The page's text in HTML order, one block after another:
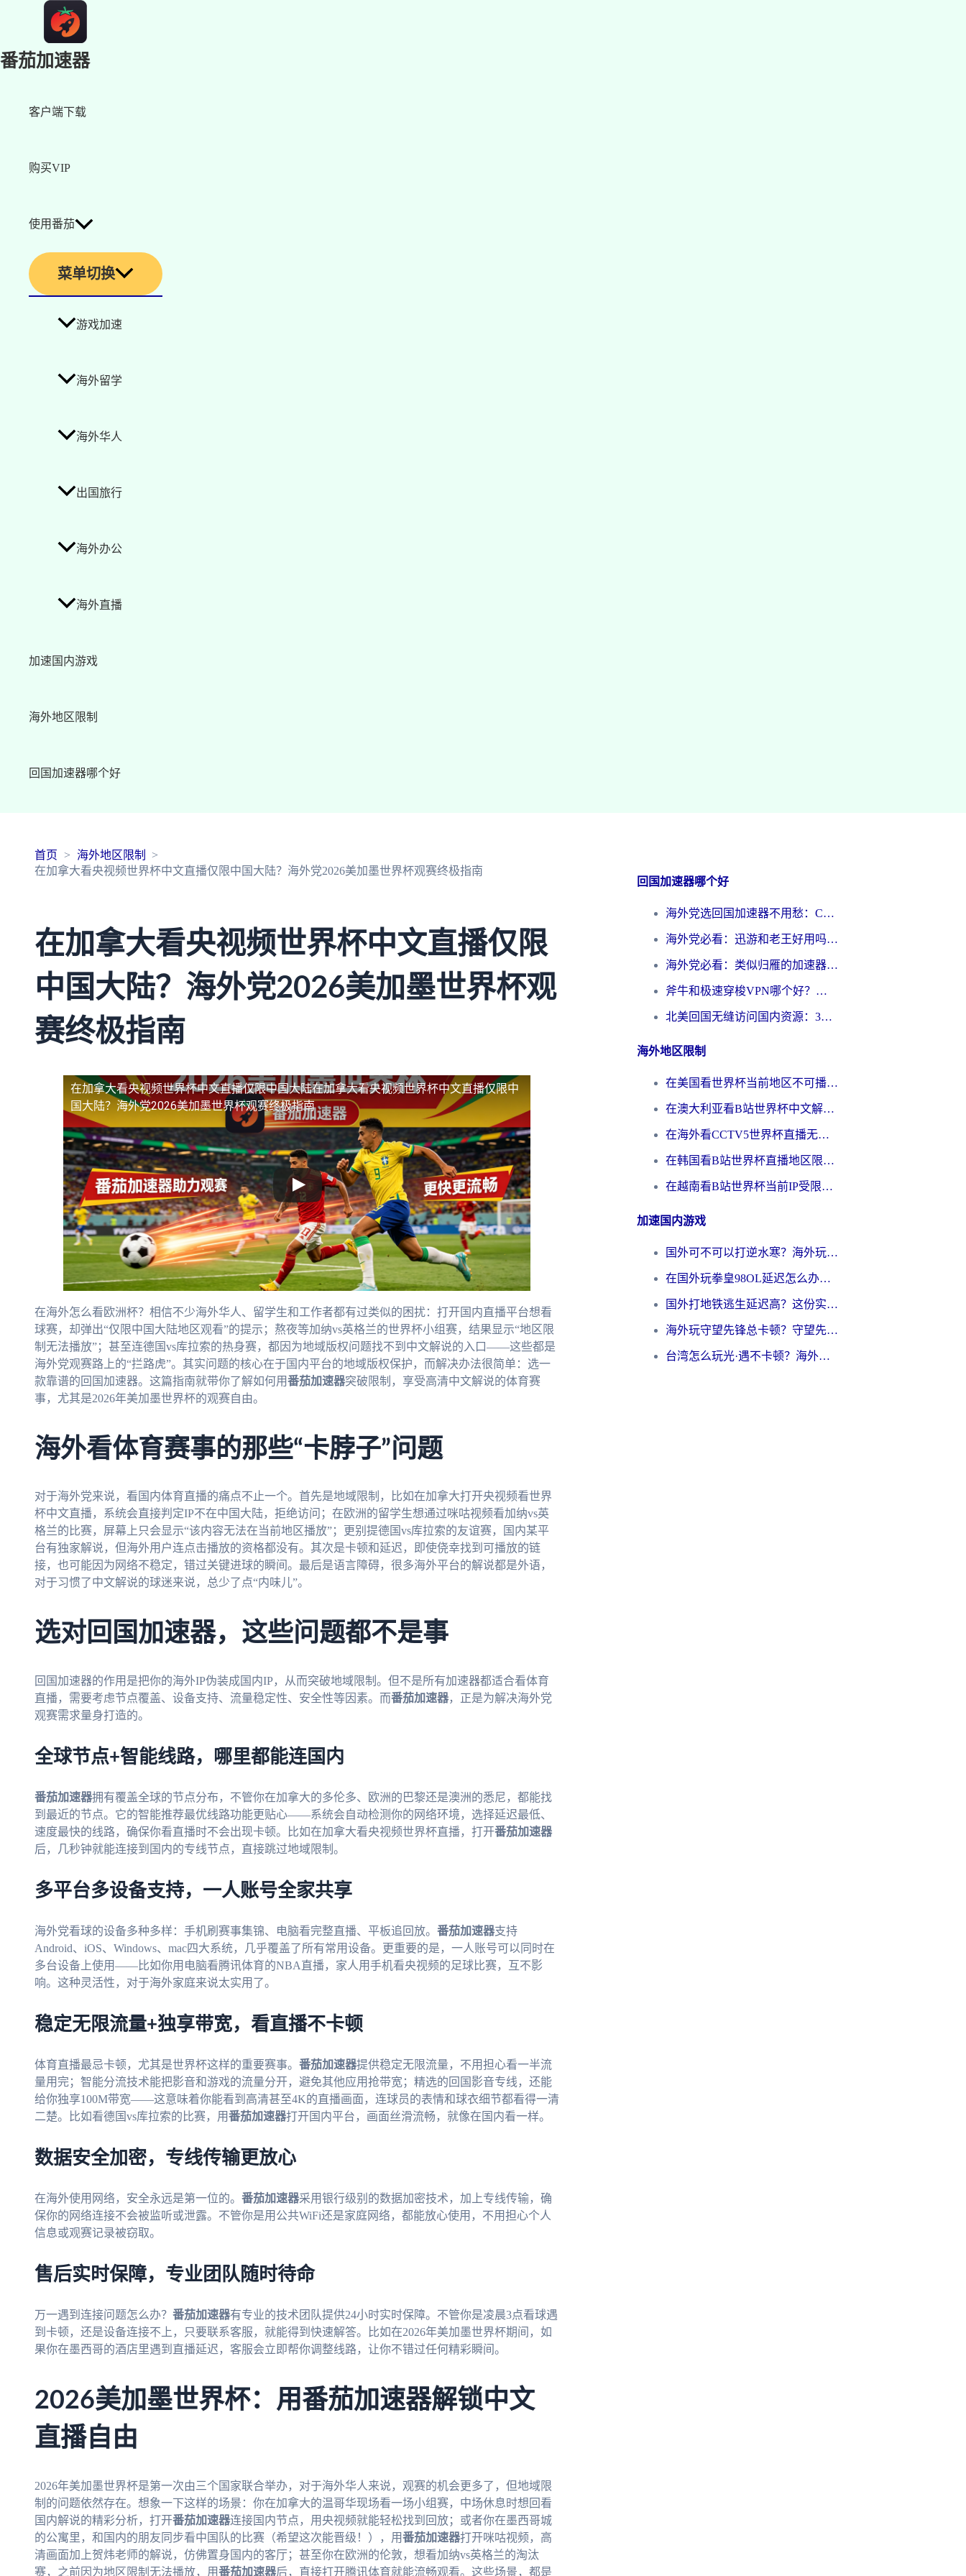
番茄加速器
客户端下载
购买VIP
使用番茄
菜单切换
游戏加速
海外留学
海外华人
出国旅行
海外办公
海外直播
加速国内游戏
海外地区限制
回国加速器哪个好
首页
海外地区限制
在加拿大看央视频世界杯中文直播仅限中国大陆？海外党2026美加墨世界杯观赛终极指南
在加拿大看央视频世界杯中文直播仅限
中国大陆？海外党2026美加墨世界杯观
赛终极指南
在加拿大看央视频世界杯中文直播仅限中国大陆在加拿大看央视频世界杯中文直播仅限中
国大陆？海外党2026美加墨世界杯观赛终极指南
在海外怎么看欧洲杯？相信不少海外华人、留学生和工作者都有过类似的困扰：打开国内直播平台想看
球赛，却弹出“仅限中国大陆地区观看”的提示；熬夜等加纳vs英格兰的世界杯小组赛，结果显示“地区限
制无法播放”；甚至连德国vs库拉索的热身赛，都因为地域版权问题找不到中文解说的入口——这些都是
海外党观赛路上的“拦路虎”。其实问题的核心在于国内平台的地域版权保护，而解决办法很简单：选一
款靠谱的回国加速器。这篇指南就带你了解如何用番茄加速器突破限制，享受高清中文解说的体育赛
事，尤其是2026年美加墨世界杯的观赛自由。
海外看体育赛事的那些“卡脖子”问题
对于海外党来说，看国内体育直播的痛点不止一个。首先是地域限制，比如在加拿大打开央视频看世界
杯中文直播，系统会直接判定IP不在中国大陆，拒绝访问；在欧洲的留学生想通过咪咕视频看加纳vs英
格兰的比赛，屏幕上只会显示“该内容无法在当前地区播放”；更别提德国vs库拉索的友谊赛，国内某平
台有独家解说，但海外用户连点击播放的资格都没有。其次是卡顿和延迟，即使侥幸找到可播放的链
接，也可能因为网络不稳定，错过关键进球的瞬间。最后是语言障碍，很多海外平台的解说都是外语，
对于习惯了中文解说的球迷来说，总少了点“内味儿”。
选对回国加速器，这些问题都不是事
回国加速器的作用是把你的海外IP伪装成国内IP，从而突破地域限制。但不是所有加速器都适合看体育
直播，需要考虑节点覆盖、设备支持、流量稳定性、安全性等因素。而番茄加速器，正是为解决海外党
观赛需求量身打造的。
全球节点+智能线路，哪里都能连国内
番茄加速器拥有覆盖全球的节点分布，不管你在加拿大的多伦多、欧洲的巴黎还是澳洲的悉尼，都能找
到最近的节点。它的智能推荐最优线路功能更贴心——系统会自动检测你的网络环境，选择延迟最低、
速度最快的线路，确保你看直播时不会出现卡顿。比如在加拿大看央视频世界杯直播，打开番茄加速器
后，几秒钟就能连接到国内的专线节点，直接跳过地域限制。
多平台多设备支持，一人账号全家共享
海外党看球的设备多种多样：手机刷赛事集锦、电脑看完整直播、平板追回放。 番茄加速器支持
Android、iOS、Windows、mac四大系统，几乎覆盖了所有常用设备。更重要的是，一人账号可以同时在
多台设备上使用——比如你用电脑看腾讯体育的NBA直播，家人用手机看央视频的足球比赛，互不影
响。这种灵活性，对于海外家庭来说太实用了。
稳定无限流量+独享带宽，看直播不卡顿
体育直播最忌卡顿，尤其是世界杯这样的重要赛事。 番茄加速器提供稳定无限流量，不用担心看一半流
量用完；智能分流技术能把影音和游戏的流量分开，避免其他应用抢带宽；精选的回国影音专线，还能
给你独享100M带宽——这意味着你能看到高清甚至4K的直播画面，连球员的表情和球衣细节都看得一清
二楚。比如看德国vs库拉索的比赛，用番茄加速器打开国内平台，画面丝滑流畅，就像在国内看一样。
数据安全加密，专线传输更放心
在海外使用网络，安全永远是第一位的。 番茄加速器采用银行级别的数据加密技术，加上专线传输，确
保你的网络连接不会被监听或泄露。不管你是用公共WiFi还是家庭网络，都能放心使用，不用担心个人
信息或观赛记录被窃取。
售后实时保障，专业团队随时待命
万一遇到连接问题怎么办？ 番茄加速器有专业的技术团队提供24小时实时保障。不管你是凌晨3点看球遇
到卡顿，还是设备连接不上，只要联系客服，就能得到快速解答。比如在2026年美加墨世界杯期间，如
果你在墨西哥的酒店里遇到直播延迟，客服会立即帮你调整线路，让你不错过任何精彩瞬间。
2026美加墨世界杯：用番茄加速器解锁中文
直播自由
2026年美加墨世界杯是第一次由三个国家联合举办，对于海外华人来说，观赛的机会更多了，但地域限
制的问题依然存在。想象一下这样的场景：你在加拿大的温哥华现场看一场小组赛，中场休息时想回看
国内解说的精彩分析，打开番茄加速器连接国内节点，用央视频就能轻松找到回放；或者你在墨西哥城
的公寓里，和国内的朋友同步看中国队的比赛（希望这次能晋级！），用番茄加速器打开咪咕视频，高
清画面加上贺炜老师的解说，仿佛置身国内的客厅；甚至你在欧洲的伦敦，想看加纳vs英格兰的淘汰
赛，之前因为地区限制无法播放，用番茄加速器后，直接打开腾讯体育就能流畅观看。这些场景，都是
回国加速器哪个好
海外党选回国加速器不用愁：ChickCN和洞见哪个好？一篇搞定所有疑问
海外党必看：迅游和老王好用吗？3分钟选对加速国内网络的加速器
海外党必看：类似归雁的加速器怎么选？一篇搞定无缝访问国内资源
斧牛和极速穿梭VPN哪个好？海外党选回国加速器必看的真实对比与避坑指南
北美回国无缝访问国内资源：3年海外党亲测的加速器选择指南
海外地区限制
在美国看世界杯当前地区不可播放？海外党体育观赛终极指南来了！
在澳大利亚看B站世界杯中文解说仅限中国大陆？这篇指南帮你打破限制看遍赛事
在海外看CCTV5世界杯直播无法播放？这篇指南让你和国内球迷同步呐喊
在韩国看B站世界杯直播地区限制？这篇指南让你告别“当前地区不可播放”
在越南看B站世界杯当前IP受限制？海外党体育观赛终极指南来了
加速国内游戏
国外可不可以打逆水寒？海外玩家国服畅玩终极指南（附漫威荒野乱斗加速方案）
在国外玩拳皇98OL延迟怎么办？海外党亲测有效的低延迟指南
国外打地铁逃生延迟高？这份实测有效的低延迟指南帮你吃鸡
海外玩守望先锋总卡顿？守望先锋游戏加速器在哪里买&避坑指南（附欧洲非洲游戏实测）
台湾怎么玩光·遇不卡顿？海外党国服游戏加速终极攻略（附实测体验）